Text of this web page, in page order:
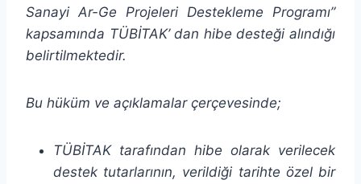
Sanayi Ar-Ge Projeleri Destekleme Programı”
kapsamında TÜBİTAK’ dan hibe desteği alındığı
belirtilmektedir.
Bu hüküm ve açıklamalar çerçevesinde;
TÜBİTAK tarafından hibe olarak verilecek
destek tutarlarının, verildiği tarihte özel bir